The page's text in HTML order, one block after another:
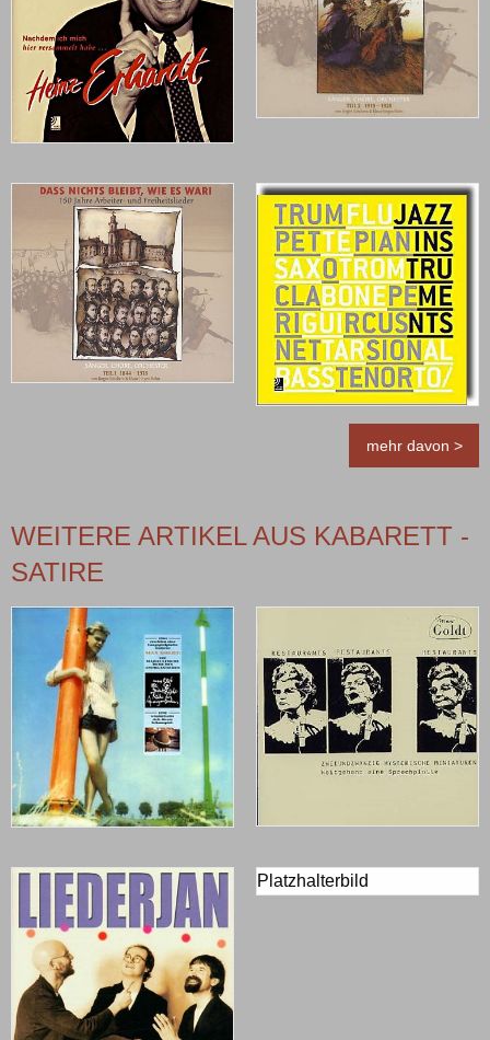
mehr davon >
WEITERE ARTIKEL AUS KABARETT -
SATIRE
Platzhalterbild